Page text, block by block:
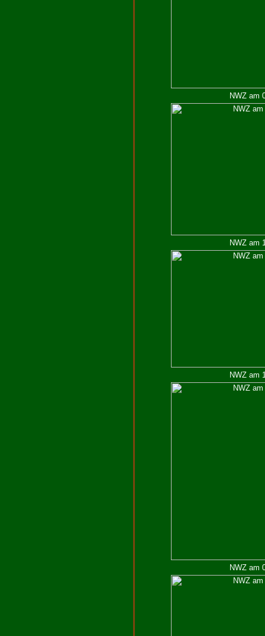
NWZ am
NWZ am
NWZ am
NWZ am